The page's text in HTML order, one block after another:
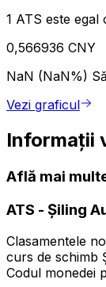
1 ATS este egal
0,566936 CNY
NaN (NaN%)
Vezi graficul
Informații
Află mai
ATS - Șiling
Clasamentele
curs de schimb
Codul monedei